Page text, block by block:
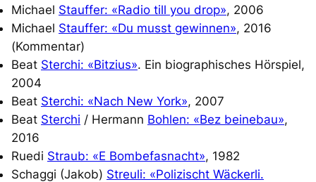
Michael Stauffer: «Radio till you drop», 2006
Michael Stauffer: «Du musst gewinnen», 2016
(Kommentar)
Beat Sterchi: «Bitzius». Ein biographisches Hörspiel,
2004
Beat Sterchi: «Nach New York», 2007
Beat Sterchi / Hermann Bohlen: «Bez beinebau»,
2016
Ruedi Straub: «E Bombefasnacht», 1982
Schaggi (Jakob) Streuli: «Polizischt Wäckerli.